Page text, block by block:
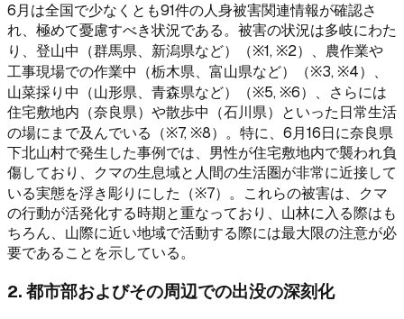
6月は全国で少なくとも91件の人身被害関連情報が確認さ
れ、極めて憂慮すべき状況である。被害の状況は多岐にわた
り、登山中（群馬県、新潟県など）（※1, ※2）、農作業や
工事現場での作業中（栃木県、富山県など）（※3, ※4）、
山菜採り中（山形県、青森県など）（※5, ※6）、さらには
住宅敷地内（奈良県）や散歩中（石川県）といった日常生活
の場にまで及んでいる（※7, ※8）。特に、6月16日に奈良県
下北山村で発生した事例では、男性が住宅敷地内で襲われ負
傷しており、クマの生息域と人間の生活圏が非常に近接して
いる実態を浮き彫りにした（※7）。これらの被害は、クマ
の行動が活発化する時期と重なっており、山林に入る際はも
ちろん、山際に近い地域で活動する際には最大限の注意が必
要であることを示している。
2. 都市部およびその周辺での出没の深刻化